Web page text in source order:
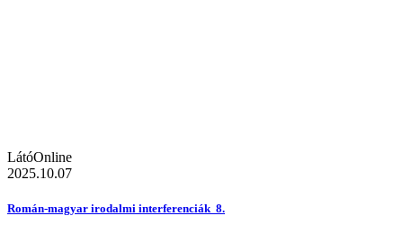
LátóOnline
2025.10.07
Román-magyar irodalmi interferenciák 8.